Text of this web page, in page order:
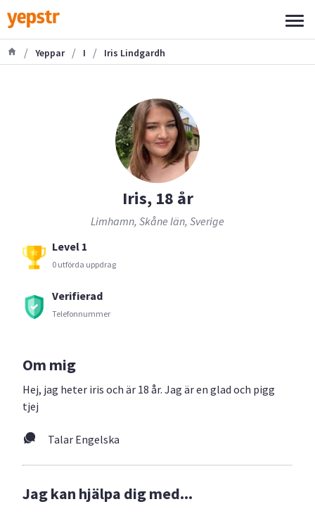
/ Yeppar / I / Iris Lindgardh
Iris, 18 år
Limhamn, Skåne län, Sverige
Level 1
0 utförda uppdrag
Verifierad
Telefonnummer
Om mig
Hej, jag heter iris och är 18 år. Jag är en glad och pigg
tjej
Talar Engelska
Jag kan hjälpa dig med...